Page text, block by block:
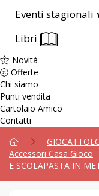
Eventi stagionali
Libri
Novità
Offerte
Chi siamo
Punti vendita
Cartolaio Amico
Contatti
Accessori Casa Gioco
E SCOLAPASTA IN